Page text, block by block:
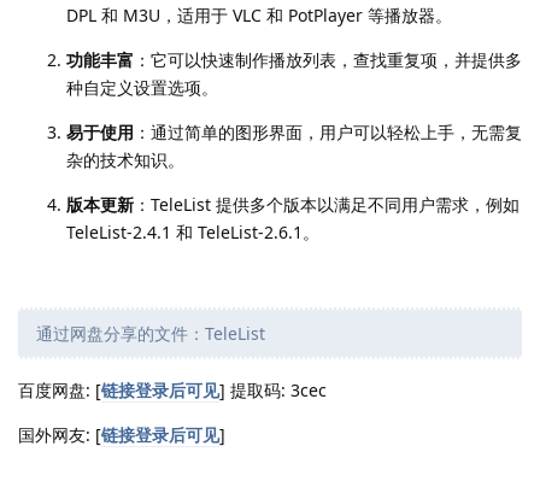
DPL 和 M3U，适用于 VLC 和 PotPlayer 等播放器。
功能丰富 ：它可以快速制作播放列表，查找重复项，并提供多
种自定义设置选项。
易于使用 ：通过简单的图形界面，用户可以轻松上手，无需复
杂的技术知识。
版本更新 ：TeleList 提供多个版本以满足不同用户需求，例如
TeleList-2.4.1 和 TeleList-2.6.1。
通过网盘分享的文件：TeleList
百度网盘: [链接登录后可见] 提取码: 3cec
国外网友: [链接登录后可见]